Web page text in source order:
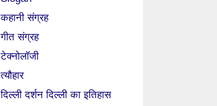
कहानी संग्रह
गीत संग्रह
टेक्नोलॉजी
त्यौहार
दिल्ली दर्शन दिल्ली का इतिहास